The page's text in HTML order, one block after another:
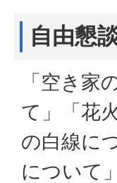
自由懇
「空き家
て」「花
の白線に
について